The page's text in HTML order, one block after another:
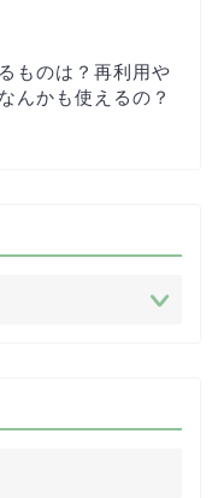
ものは？再利用や
んかも使えるの？